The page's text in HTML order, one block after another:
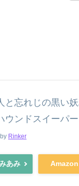
と忘れじの黒い
ウンドスイーパ
Rinker
あみ Amazon